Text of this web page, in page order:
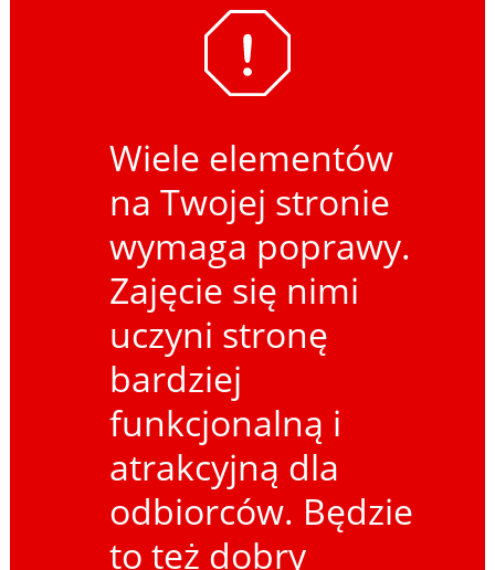
Wiele elementów
na Twojej stronie
wymaga poprawy.
Zajęcie się nimi
uczyni stronę
bardziej
funkcjonalną i
atrakcyjną dla
odbiorców. Będzie
to też dobry